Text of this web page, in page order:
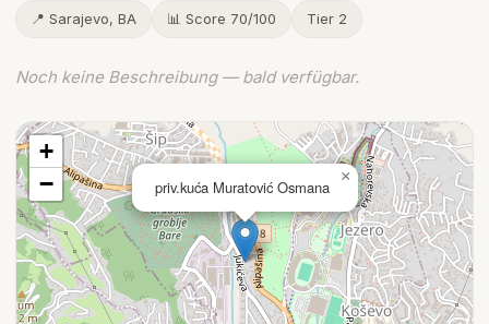
📍 Sarajevo, BA 📊 Score 70/100 Tier 2
Noch keine Beschreibung — bald verfügbar.
priv.kuća Muratović Osmana
×
+
−